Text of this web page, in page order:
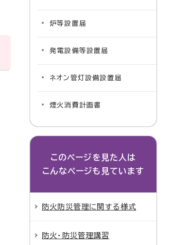
炉等設置届
発電設備等設置届
ネオン管灯設備設置届
煙火消費計画書
このページを見た人は
こんなページも見ています
防火防災管理に関する様式
防火・防災管理講習